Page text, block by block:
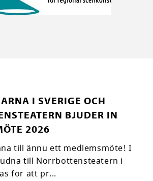
I SVERIGE OCH
BJUDER IN
2026
till ännu ett medlemsmöte! I
till Norrbottensteatern i
för att pr...